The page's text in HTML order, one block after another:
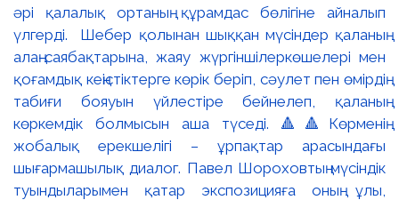
әрі қалалық ортаның құрамдас бөлігіне айналып
үлгерді. Шебер қолынан шыққан мүсіндер қаланың
алаң-саябақтарына, жаяу жүргіншілеркөшелері мен
қоғамдық кеңістіктерге көрік беріп, сәулет пен өмірдің
табиғи бояуын үйлестіре бейнелеп, қаланың
көркемдік болмысын аша түседі. 🔺🔺Көрменің
жобалық ерекшелігі – ұрпақтар арасындағы
шығармашылық диалог. Павел Шороховтың мүсіндік
туындыларымен қатар экспозицияға оның ұлы,